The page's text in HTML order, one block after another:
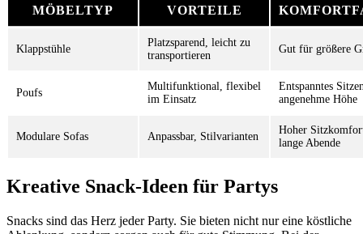
MÖBELTYP VORTEILE
Klappstühle
Platzsparend, leicht zu
transportieren
Gut für größere
Poufs
Multifunktional, flexibel
im Einsatz
Entspanntes
angenehme Höhe
Modulare Sofas Anpassbar, Stilvarianten
Hoher
lange Abende
Kreative Snack-Ideen für Partys
Snacks sind das Herz jeder Party. Sie bieten nicht nur eine köstliche